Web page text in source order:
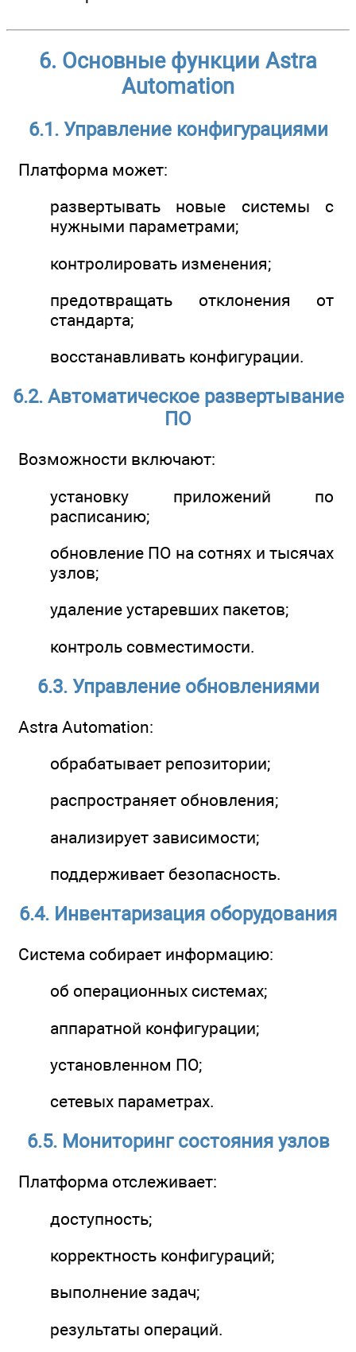
6. Основные функции Astra
Automation
6.1. Управление конфигурациями
Платформа может:
развертывать новые системы с
нужными параметрами;
контролировать изменения;
предотвращать отклонения от
стандарта;
восстанавливать конфигурации.
6.2. Автоматическое развертывание
ПО
Возможности включают:
установку приложений по
расписанию;
обновление ПО на сотнях и тысячах
узлов;
удаление устаревших пакетов;
контроль совместимости.
6.3. Управление обновлениями
Astra Automation:
обрабатывает репозитории;
распространяет обновления;
анализирует зависимости;
поддерживает безопасность.
6.4. Инвентаризация оборудования
Система собирает информацию:
об операционных системах;
аппаратной конфигурации;
установленном ПО;
сетевых параметрах.
6.5. Мониторинг состояния узлов
Платформа отслеживает:
доступность;
корректность конфигураций;
выполнение задач;
результаты операций.